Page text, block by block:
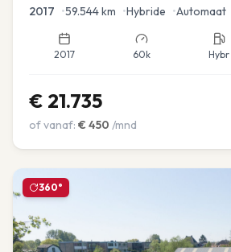
2017 •59.544km •Hybride •Automaat
2017 60k Hybr
€ 21.735
of vanaf: € 450 /mnd
360°